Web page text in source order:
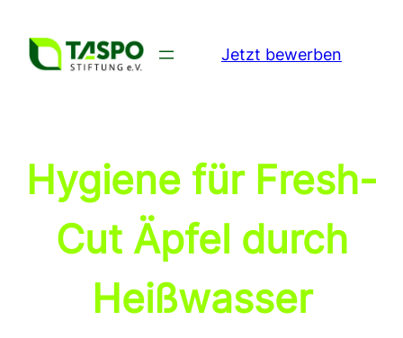
Inhalt
springen
Jetzt bewerben
Hygiene für Fresh-
Cut Äpfel durch
Heißwasser